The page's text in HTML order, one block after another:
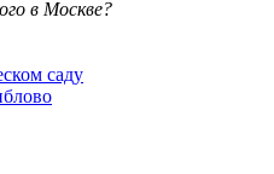
саду